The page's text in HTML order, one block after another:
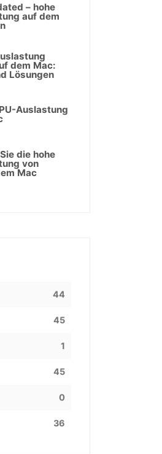
– hohe
auf dem
dem Mac:
Lösungen
Auslastung
die hohe
von
Mac
44
45
1
45
0
36